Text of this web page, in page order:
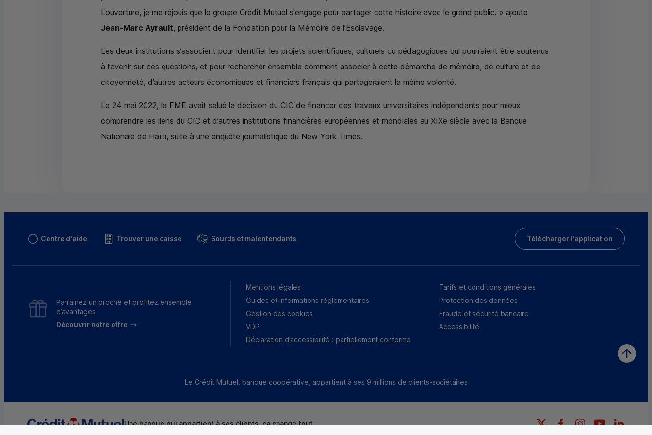
Louverture, je me réjouis que le groupe Crédit Mutuel s'engage pour partager cette histoire avec le grand public. » ajoute
Jean-Marc Ayrault, président de la Fondation pour la Mémoire de l’Esclavage.
Les deux institutions s’associent pour identifier les projets scientifiques, culturels ou pédagogiques qui pourraient être soutenus
à l’avenir sur ces questions, et pour rechercher ensemble comment associer à cette démarche de mémoire, de culture et de
citoyenneté, d’autres acteurs économiques et financiers français qui partageraient la même volonté.
Le 24 mai 2022, la FME avait salué la décision du CIC de financer des travaux universitaires indépendants pour mieux
comprendre les liens du CIC et d’autres institutions financières européennes et mondiales au XIXe siècle avec la Banque
Nationale de Haïti, suite à une enquête journalistique du New York Times.
Centre d'aide Trouver une caisse Sourds et malentendants Télécharger l'application
Parrainez un proche et profitez ensemble
d’avantages
Découvrir notre offre
Mentions légales
Tarifs et conditions générales
Guides et informations réglementaires
Protection des données
Gestion des cookies
Fraude et sécurité bancaire
VDP
Accessibilité
Déclaration d’accessibilité : partiellement conforme
Le Crédit Mutuel, banque coopérative, appartient à ses 9 millions de clients-sociétaires
Une banque qui appartient à ses clients, ça change tout. FacebookInstagram
YouTube